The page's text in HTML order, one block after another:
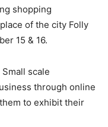
shopping
of the city Folly
15 & 16.
scale
through online
to exhibit their